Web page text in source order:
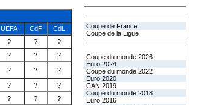
UEFA CdF
CdL
? ?
?
? ? ?
? ?
?
? ?
?
? ?
?
Coupe de France
Coupe de la Ligue
Coupe du monde 2026
Euro 2024
Coupe du monde 2022
Euro 2020
CAN 2019
Coupe du monde 2018
Euro 2016